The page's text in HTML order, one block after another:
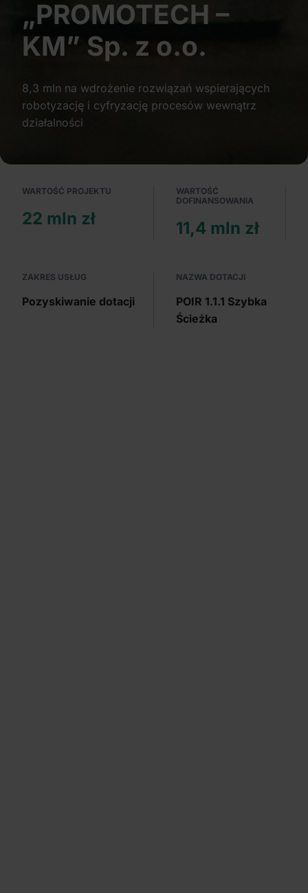
Partnerzy mogą połączyć te informacje z innymi danymi
otrzymanymi od Ciebie lub uzyskanymi podczas
korzystania z ich usług.
„PROMOTECH –
KM” Sp. z o.o.
8,3 mln na wdrożenie rozwiązań wspierających
robotyzację i cyfryzację procesów wewnątrz
działalności
WARTOŚĆ PROJEKTU
22 mln zł
WARTOŚĆ
DOFINANSOWANIA
11,4 mln zł
ZAKRES USŁUG
Pozyskiwanie dotacji
NAZWA DOTACJI
POIR 1.1.1 Szybka
Ścieżka